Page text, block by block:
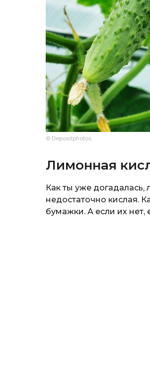
© Depositphotos
Лимонная
Как ты уже догадалась,
недостаточно кислая.
бумажки. А если их нет,